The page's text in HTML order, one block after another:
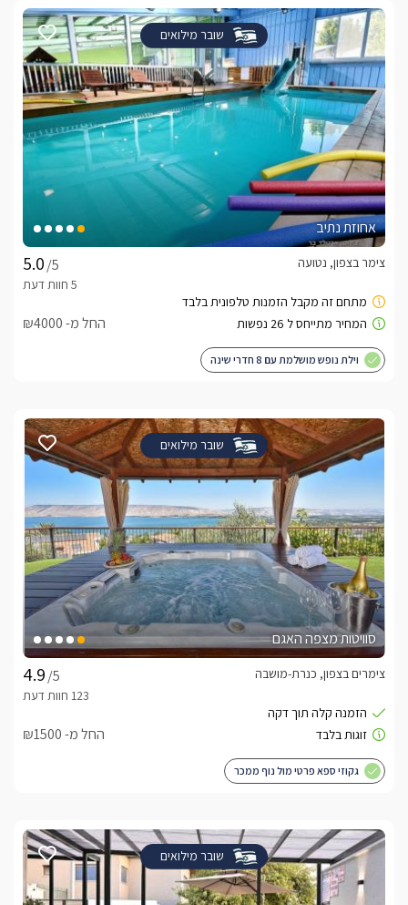
שובר מילואים
אחוזת נתיב
/5
צימר בצפון, נטועה
החל מ- ₪4000
וילת נופש מושלמת עם 8 חדרי שינה
שובר מילואים
סוויטות מצפה האגם
/5
צימרים בצפון, כנרת-מושבה
החל מ- ₪1500
גקוזי ספא פרטי מול נוף ממכר
שובר מילואים